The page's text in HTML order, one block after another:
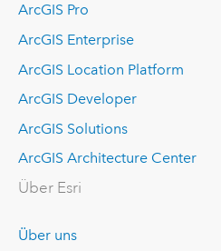
ArcGIS Pro
ArcGIS Enterprise
ArcGIS Location Platform
ArcGIS Developer
ArcGIS Solutions
ArcGIS Architecture Center
Über Esri
Über uns